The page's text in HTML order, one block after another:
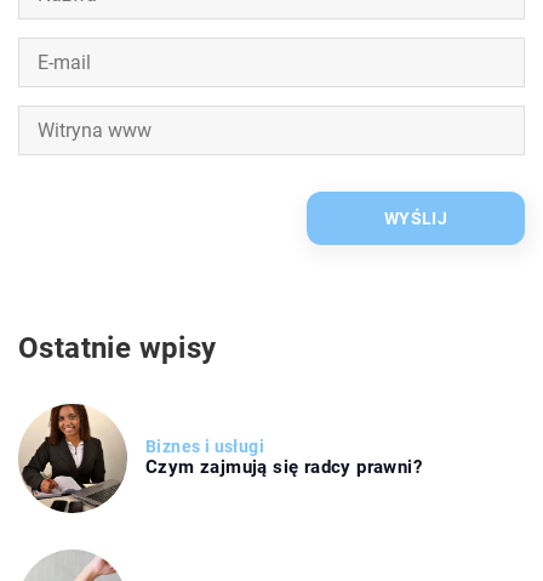
Ostatnie wpisy
Biznes i usługi
Czym zajmują się radcy prawni?